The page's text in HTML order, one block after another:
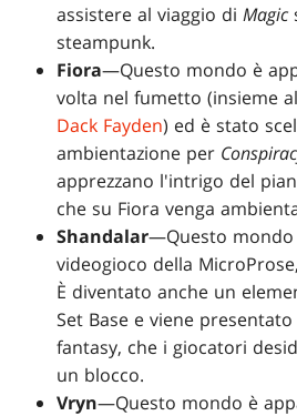
assistere al viaggio diMagic
steampunk.
Fiora—Questo mondo è
volta nel fumetto (insieme
Dack Fayden) ed è stato
ambientazione per
apprezzano l'intrigo del
che su Fiora venga
Shandalar—Questo
videogioco della
È diventato anche un
Set Base e viene
fantasy, che i giocatori
un blocco.
Vryn—Questo mondo è